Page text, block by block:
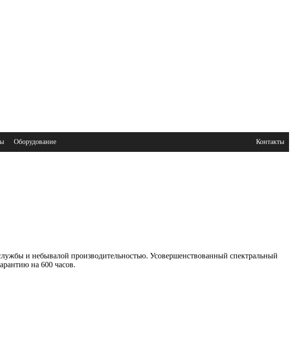
Оборудование Контакты
и небывалой производительностью. Усовершенствованный спектральный
на 600 часов.